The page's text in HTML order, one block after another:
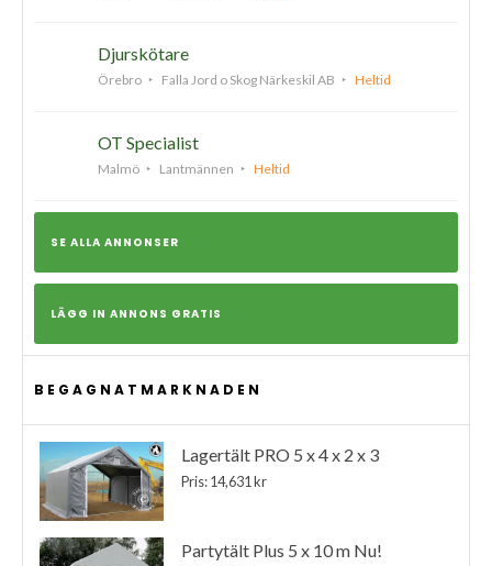
Djurskötare
Örebro Falla Jord o Skog Närkeskil AB Heltid
OT Specialist
Malmö Lantmännen Heltid
SE ALLA ANNONSER
LÄGG IN ANNONS GRATIS
BEGAGNATMARKNADEN
Lagertält PRO 5 x 4 x 2 x 3
Pris: 14,631 kr
Partytält Plus 5 x 10 m Nu!